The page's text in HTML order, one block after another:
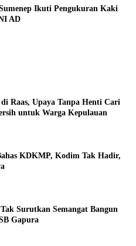
Ikuti Pengukuran Kaki
AD
Raas, Upaya Tanpa Henti Cari
untuk Warga Kepulauan
KDKMP, Kodim Tak Hadir,
Surutkan Semangat Bangun
Gapura